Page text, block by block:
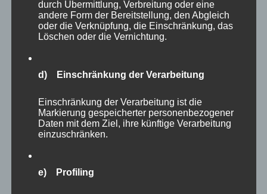
BRONCHIOSOL
48,15€ Enthält 7% Mehrwertsteuer
In den Warenkorb
durch Übermittlung, Verbreitung oder eine
andere Form der Bereitstellung, den Abgleich
oder die Verknüpfung, die Einschränkung, das
Löschen oder die Vernichtung.
d) Einschränkung der Verarbeitung
Einschränkung der Verarbeitung ist die
Markierung gespeicherter personenbezogener
Daten mit dem Ziel, ihre künftige Verarbeitung
einzuschränken.
e) Profiling